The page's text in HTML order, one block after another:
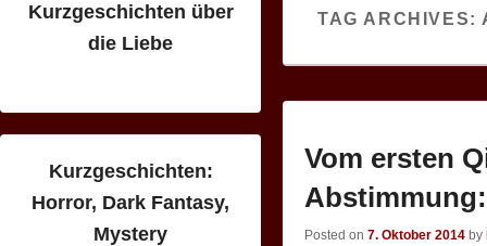
TAG ARCHIVES:
Vom ersten
Posted on 7. Oktober 2014 by
Kurzgeschichten über
die Liebe
Kurzgeschichten:
Horror, Dark Fantasy,
Mystery